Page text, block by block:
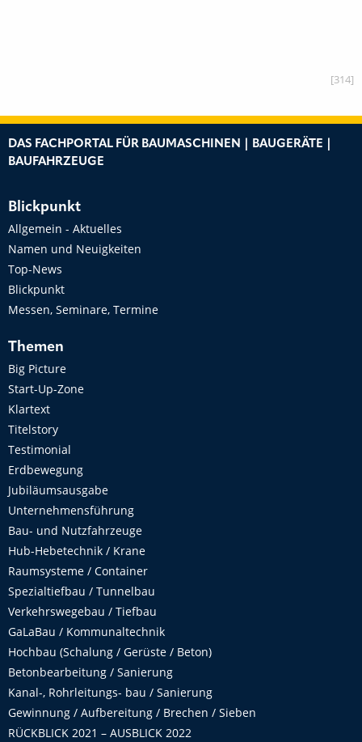
[314]
DAS FACHPORTAL FÜR BAUMASCHINEN | BAUGERÄTE |
BAUFAHRZEUGE
Blickpunkt
Allgemein - Aktuelles
Namen und Neuigkeiten
Top-News
Blickpunkt
Messen, Seminare, Termine
Themen
Big Picture
Start-Up-Zone
Klartext
Titelstory
Testimonial
Erdbewegung
Jubiläumsausgabe
Unternehmensführung
Bau- und Nutzfahrzeuge
Hub-Hebetechnik / Krane
Raumsysteme / Container
Spezialtiefbau / Tunnelbau
Verkehrswegebau / Tiefbau
GaLaBau / Kommunaltechnik
Hochbau (Schalung / Gerüste / Beton)
Betonbearbeitung / Sanierung
Kanal-, Rohrleitungs- bau / Sanierung
Gewinnung / Aufbereitung / Brechen / Sieben
RÜCKBLICK 2021 – AUSBLICK 2022